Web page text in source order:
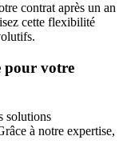
contrat après un an
cette flexibilité
pour votre
solutions
à notre expertise,